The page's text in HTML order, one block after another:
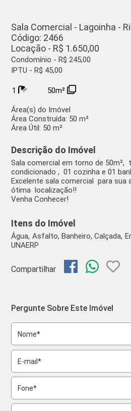
Sala Comercial - Lagoinha -
Código: 2466
Locação - R$ 1.650,00
Condomínio - R$ 245,00
IPTU - R$ 45,00
1 50m²
Área(s) do Imóvel
Área Construída: 50 m²
Área Útil: 50 m²
Descrição do Imóvel
Sala comercial em torno de 50m²,
condicionado , 01 cozinha e 01
Excelente sala comercial para sua
ótima localização!!
Venha Conhecer!
Itens do Imóvel
Água, Asfalto, Banheiro, Calçada,
UNAERP
Compartilhar
Pergunte Sobre Este Imóvel